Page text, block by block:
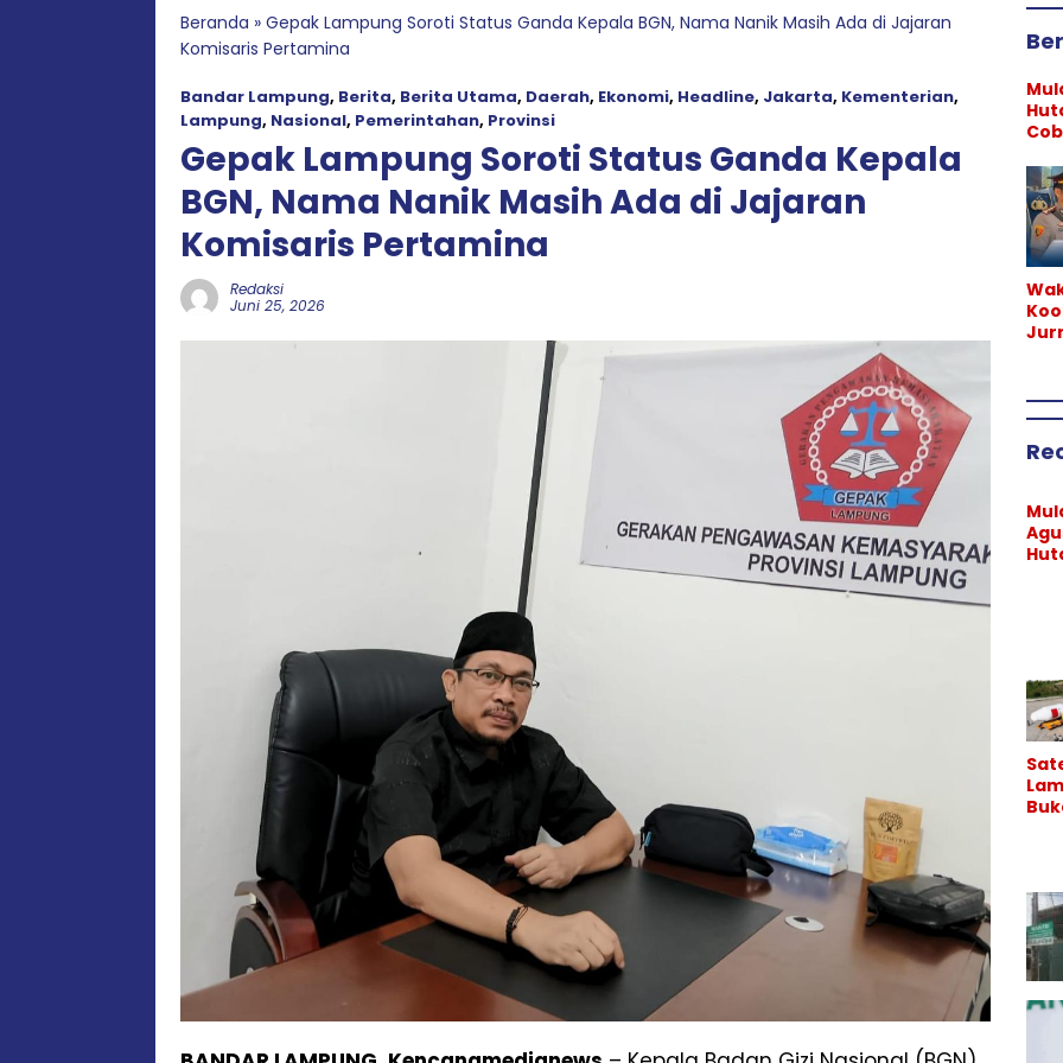
Beranda » Gepak Lampung Soroti Status Ganda Kepala BGN, Nama Nanik Masih Ada di Jajaran
Komisaris Pertamina
Bandar Lampung, Berita, Berita Utama, Daerah, Ekonomi, Headline, Jakarta, Kementerian,
Lampung, Nasional, Pemerintahan, Provinsi
Gepak Lampung Soroti Status Ganda Kepala
BGN, Nama Nanik Masih Ada di Jajaran
Komisaris Pertamina
Redaksi
Juni 25, 2026
a?